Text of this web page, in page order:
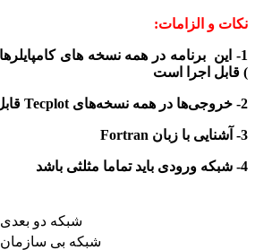
نکات و الزامات:
1- این برنامه در همه نسخه های کامپایلرهای
) قابل اجرا است
2- خروجی‌ها در همه نسخه‌های Tecplot قابل مشاهده است
3- آشنایی با زبان Fortran
4- شبکه ورودی باید تماما مثلثی باشد
شبکه دو بعدی
شبکه بی سازمان